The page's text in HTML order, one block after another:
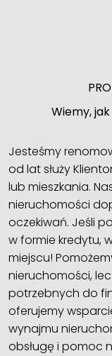
Wiemy, jak
Jesteśmy
od lat służy
lub mieszkania.
nieruchomości
oczekiwań. Jeśli
w formie kredytu,
miejscu!
nieruchomości,
potrzebnych do
oferujemy
wynajmu
obsługę i pomoc